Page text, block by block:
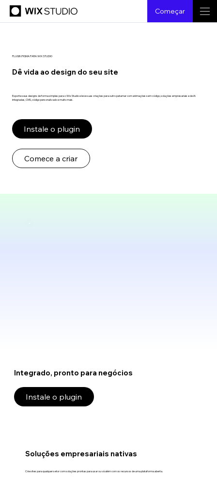
Começar
PLUGIN FIGMA PARA WIX STUDIO
Dê vida ao design do seu site
Exporte seus designs de forma simples para o Wix Studio e leve suas criações para outro patamar com animações sem código, soluções empresariais e de IA
integradas, CMS, código personalizado e muito mais.
Instale o plugin
Comece a criar
Integrado, pronto para negócios
Instale o plugin
Soluções empresariais nativas
Crie sites para qualquer setor com soluções prontas para usar ou vá além com os recursos de uma plataforma aberta.